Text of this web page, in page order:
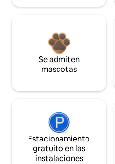
Se admiten
mascotas
Estacionamiento
gratuito en las
instalaciones